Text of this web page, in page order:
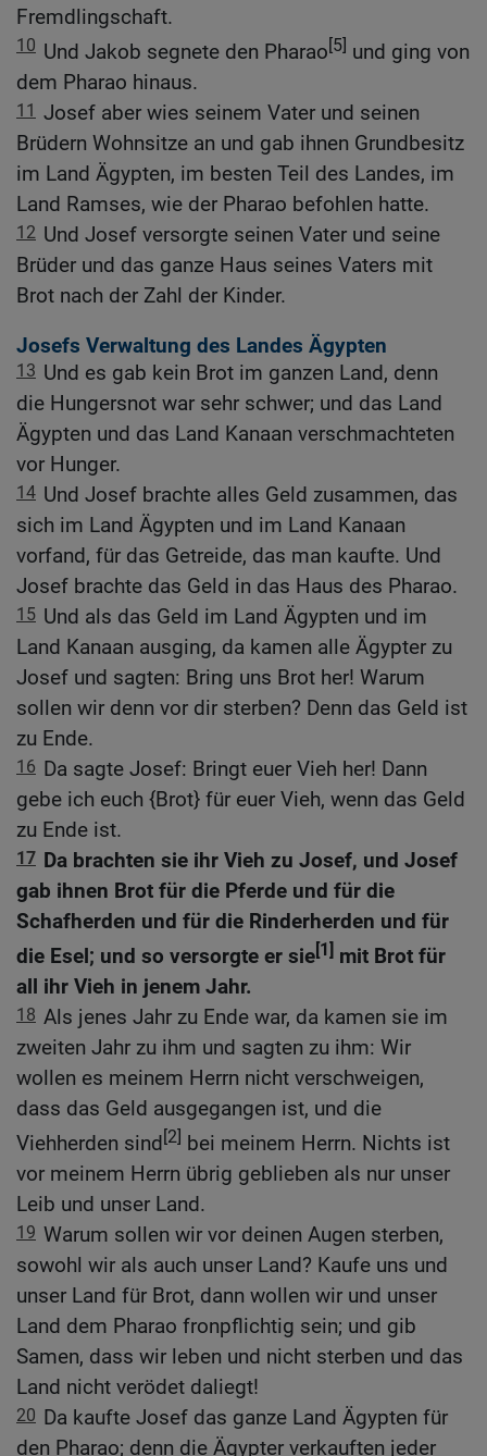
Fremdlingschaft.
10 Und Jakob segnete den Pharao[5] und ging von
dem Pharao hinaus.
11 Josef aber wies seinem Vater und seinen
Brüdern Wohnsitze an und gab ihnen Grundbesitz
im Land Ägypten, im besten Teil des Landes, im
Land Ramses, wie der Pharao befohlen hatte.
12 Und Josef versorgte seinen Vater und seine
Brüder und das ganze Haus seines Vaters mit
Brot nach der Zahl der Kinder.
Josefs Verwaltung des Landes Ägypten
13 Und es gab kein Brot im ganzen Land, denn
die Hungersnot war sehr schwer; und das Land
Ägypten und das Land Kanaan verschmachteten
vor Hunger.
14 Und Josef brachte alles Geld zusammen, das
sich im Land Ägypten und im Land Kanaan
vorfand, für das Getreide, das man kaufte. Und
Josef brachte das Geld in das Haus des Pharao.
15 Und als das Geld im Land Ägypten und im
Land Kanaan ausging, da kamen alle Ägypter zu
Josef und sagten: Bring uns Brot her! Warum
sollen wir denn vor dir sterben? Denn das Geld ist
zu Ende.
16 Da sagte Josef: Bringt euer Vieh her! Dann
gebe ich euch {Brot} für euer Vieh, wenn das Geld
zu Ende ist.
17 Da brachten sie ihr Vieh zu Josef, und Josef
gab ihnen Brot für die Pferde und für die
Schafherden und für die Rinderherden und für
die Esel; und so versorgte er sie[1] mit Brot für
all ihr Vieh in jenem Jahr.
18 Als jenes Jahr zu Ende war, da kamen sie im
zweiten Jahr zu ihm und sagten zu ihm: Wir
wollen es meinem Herrn nicht verschweigen,
dass das Geld ausgegangen ist, und die
Viehherden sind[2] bei meinem Herrn. Nichts ist
vor meinem Herrn übrig geblieben als nur unser
Leib und unser Land.
19 Warum sollen wir vor deinen Augen sterben,
sowohl wir als auch unser Land? Kaufe uns und
unser Land für Brot, dann wollen wir und unser
Land dem Pharao fronpflichtig sein; und gib
Samen, dass wir leben und nicht sterben und das
Land nicht verödet daliegt!
20 Da kaufte Josef das ganze Land Ägypten für
den Pharao; denn die Ägypter verkauften jeder